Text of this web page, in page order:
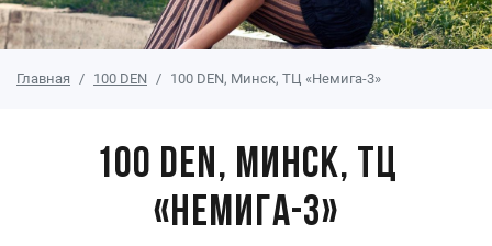
Главная 100 DEN 100 DEN, Минск, ТЦ «Немига-3»
100 DEN, Минск, ТЦ
«Немига-3»